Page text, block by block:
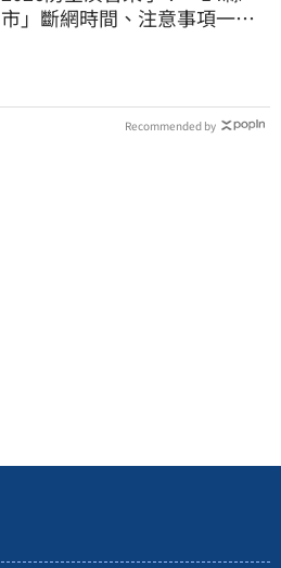
市」斷網時間、注意事項一次
Recommended by